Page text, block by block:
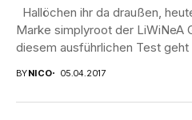
Hallöchen ihr da draußen,
Marke simplyroot der LiWiNeA
diesem ausführlichen Test geht
BYNICO 05.04.2017